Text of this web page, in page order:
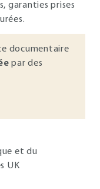
garanties prises
documentaire
par des
et du
UK